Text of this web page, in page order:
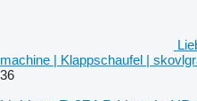
machine | Klappschaufel |
36